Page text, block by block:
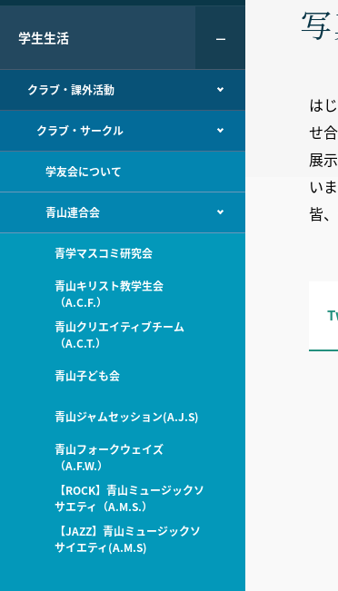
学生生活
クラブ・課外活動
クラブ・サークル
学友会について
青山連合会
青学マスコミ研究会
青山キリスト教学生会
（A.C.F.）
青山クリエイティブチーム
（A.C.T.）
青山子ども会
青山ジャムセッション(A.J.S)
青山フォークウェイズ
（A.F.W.）
【ROCK】青山ミュージックソ
サエティ（A.M.S.）
【JAZZ】青山ミュージックソ
サイエティ(A.M.S)
は
せ
展
いま
皆